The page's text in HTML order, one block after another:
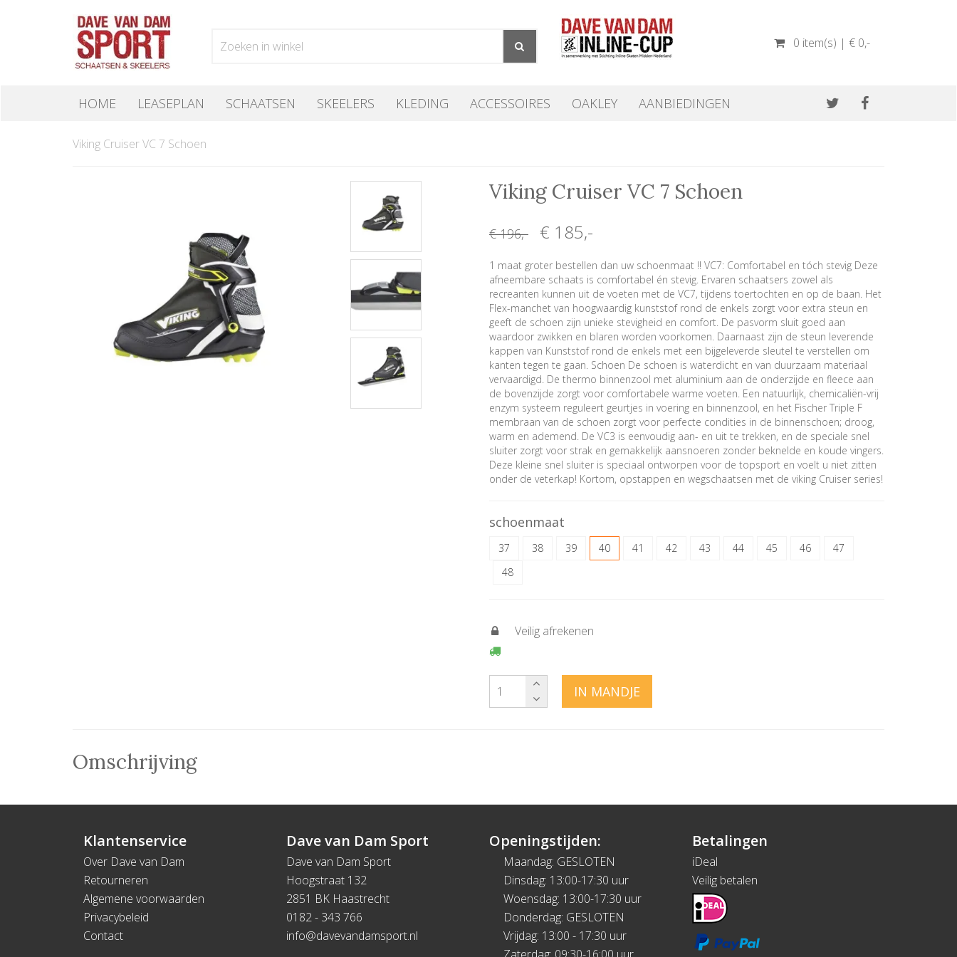
0 item(s) | € 0,-
HOME LEASEPLAN SCHAATSEN SKEELERS KLEDING ACCESSOIRES OAKLEY AANBIEDINGEN
Viking Cruiser VC 7 Schoen
Viking Cruiser VC 7 Schoen
€ 196,- € 185,-
1 maat groter bestellen dan uw schoenmaat !! VC7: Comfortabel en tóch stevig Deze
afneembare schaats is comfortabel én stevig. Ervaren schaatsers zowel als
recreanten kunnen uit de voeten met de VC7, tijdens toertochten en op de baan. Het
Flex-manchet van hoogwaardig kunststof rond de enkels zorgt voor extra steun en
geeft de schoen zijn unieke stevigheid en comfort. De pasvorm sluit goed aan
waardoor zwikken en blaren worden voorkomen. Daarnaast zijn de steun leverende
kappen van Kunststof rond de enkels met een bijgeleverde sleutel te verstellen om
kanten tegen te gaan. Schoen De schoen is waterdicht en van duurzaam materiaal
vervaardigd. De thermo binnenzool met aluminium aan de onderzijde en fleece aan
de bovenzijde zorgt voor comfortabele warme voeten. Een natuurlijk, chemicaliën-vrij
enzym systeem reguleert geurtjes in voering en binnenzool, en het Fischer Triple F
membraan van de schoen zorgt voor perfecte condities in de binnenschoen; droog,
warm en ademend. De VC3 is eenvoudig aan- en uit te trekken, en de speciale snel
sluiter zorgt voor strak en gemakkelijk aansnoeren zonder beknelde en koude vingers.
Deze kleine snel sluiter is speciaal ontworpen voor de topsport en voelt u niet zitten
onder de veterkap! Kortom, opstappen en wegschaatsen met de viking Cruiser series!
schoenmaat
37 38 39 40 41 42 43 44 45 46
47
48
Veilig afrekenen
IN MANDJE
Omschrijving
Klantenservice
Over Dave van Dam
Retourneren
Algemene voorwaarden
Privacybeleid
Contact
Dave van Dam Sport
Dave van Dam Sport
Hoogstraat 132
2851 BK Haastrecht
0182 - 343 766
info@davevandamsport.nl
Openingstijden:
Maandag: GESLOTEN
Dinsdag: 13:00-17:30 uur
Woensdag: 13:00-17:30 uur
Donderdag: GESLOTEN
Vrijdag: 13:00 - 17:30 uur
Betalingen
iDeal
Veilig betalen